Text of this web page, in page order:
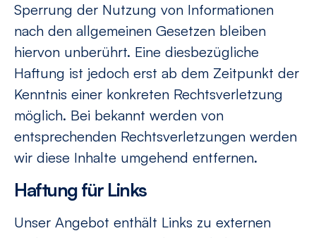
Sperrung der Nutzung von Informationen
nach den allgemeinen Gesetzen bleiben
hiervon unberührt. Eine diesbezügliche
Haftung ist jedoch erst ab dem Zeitpunkt der
Kenntnis einer konkreten Rechtsverletzung
möglich. Bei bekannt werden von
entsprechenden Rechtsverletzungen werden
wir diese Inhalte umgehend entfernen.
Haftung für Links
Unser Angebot enthält Links zu externen